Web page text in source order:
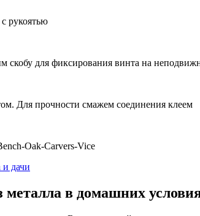
рукоятью
скобу для фиксирования винта на
Для прочности смажем соединения клеем
Oak-Carvers-Vice
дачи
металла в домашних